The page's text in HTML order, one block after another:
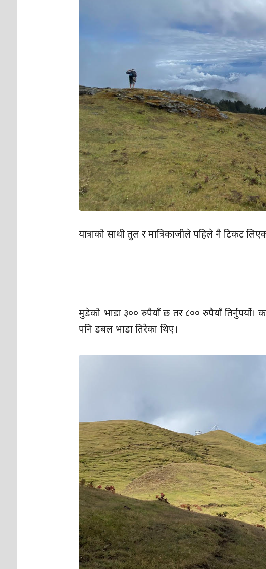
यात्राको साथी तुल र मात्रिकाजीले पहिले नै टिकट
मुडेको भाडा ३०० रुपैयाँ छ तर ८०० रुपैयाँ तिर्नुपर्यो।
पनि डबल भाडा तिरेका थिए।